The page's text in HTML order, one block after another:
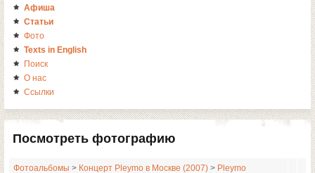
Афиша
Статьи
Фото
Texts in English
Поиск
О нас
Ссылки
Посмотреть фотографию
Фотоальбомы > Концерт Pleymo в Москве (2007) > Pleymo